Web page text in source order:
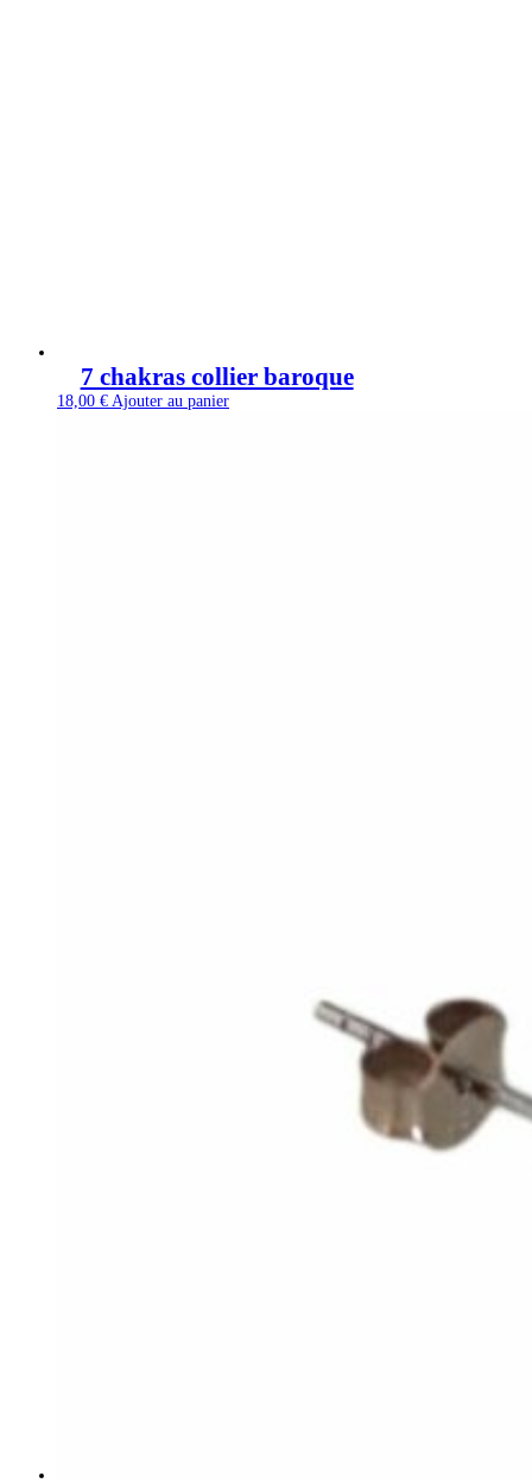
7 chakras collier baroque
18,00 € Ajouter au panier